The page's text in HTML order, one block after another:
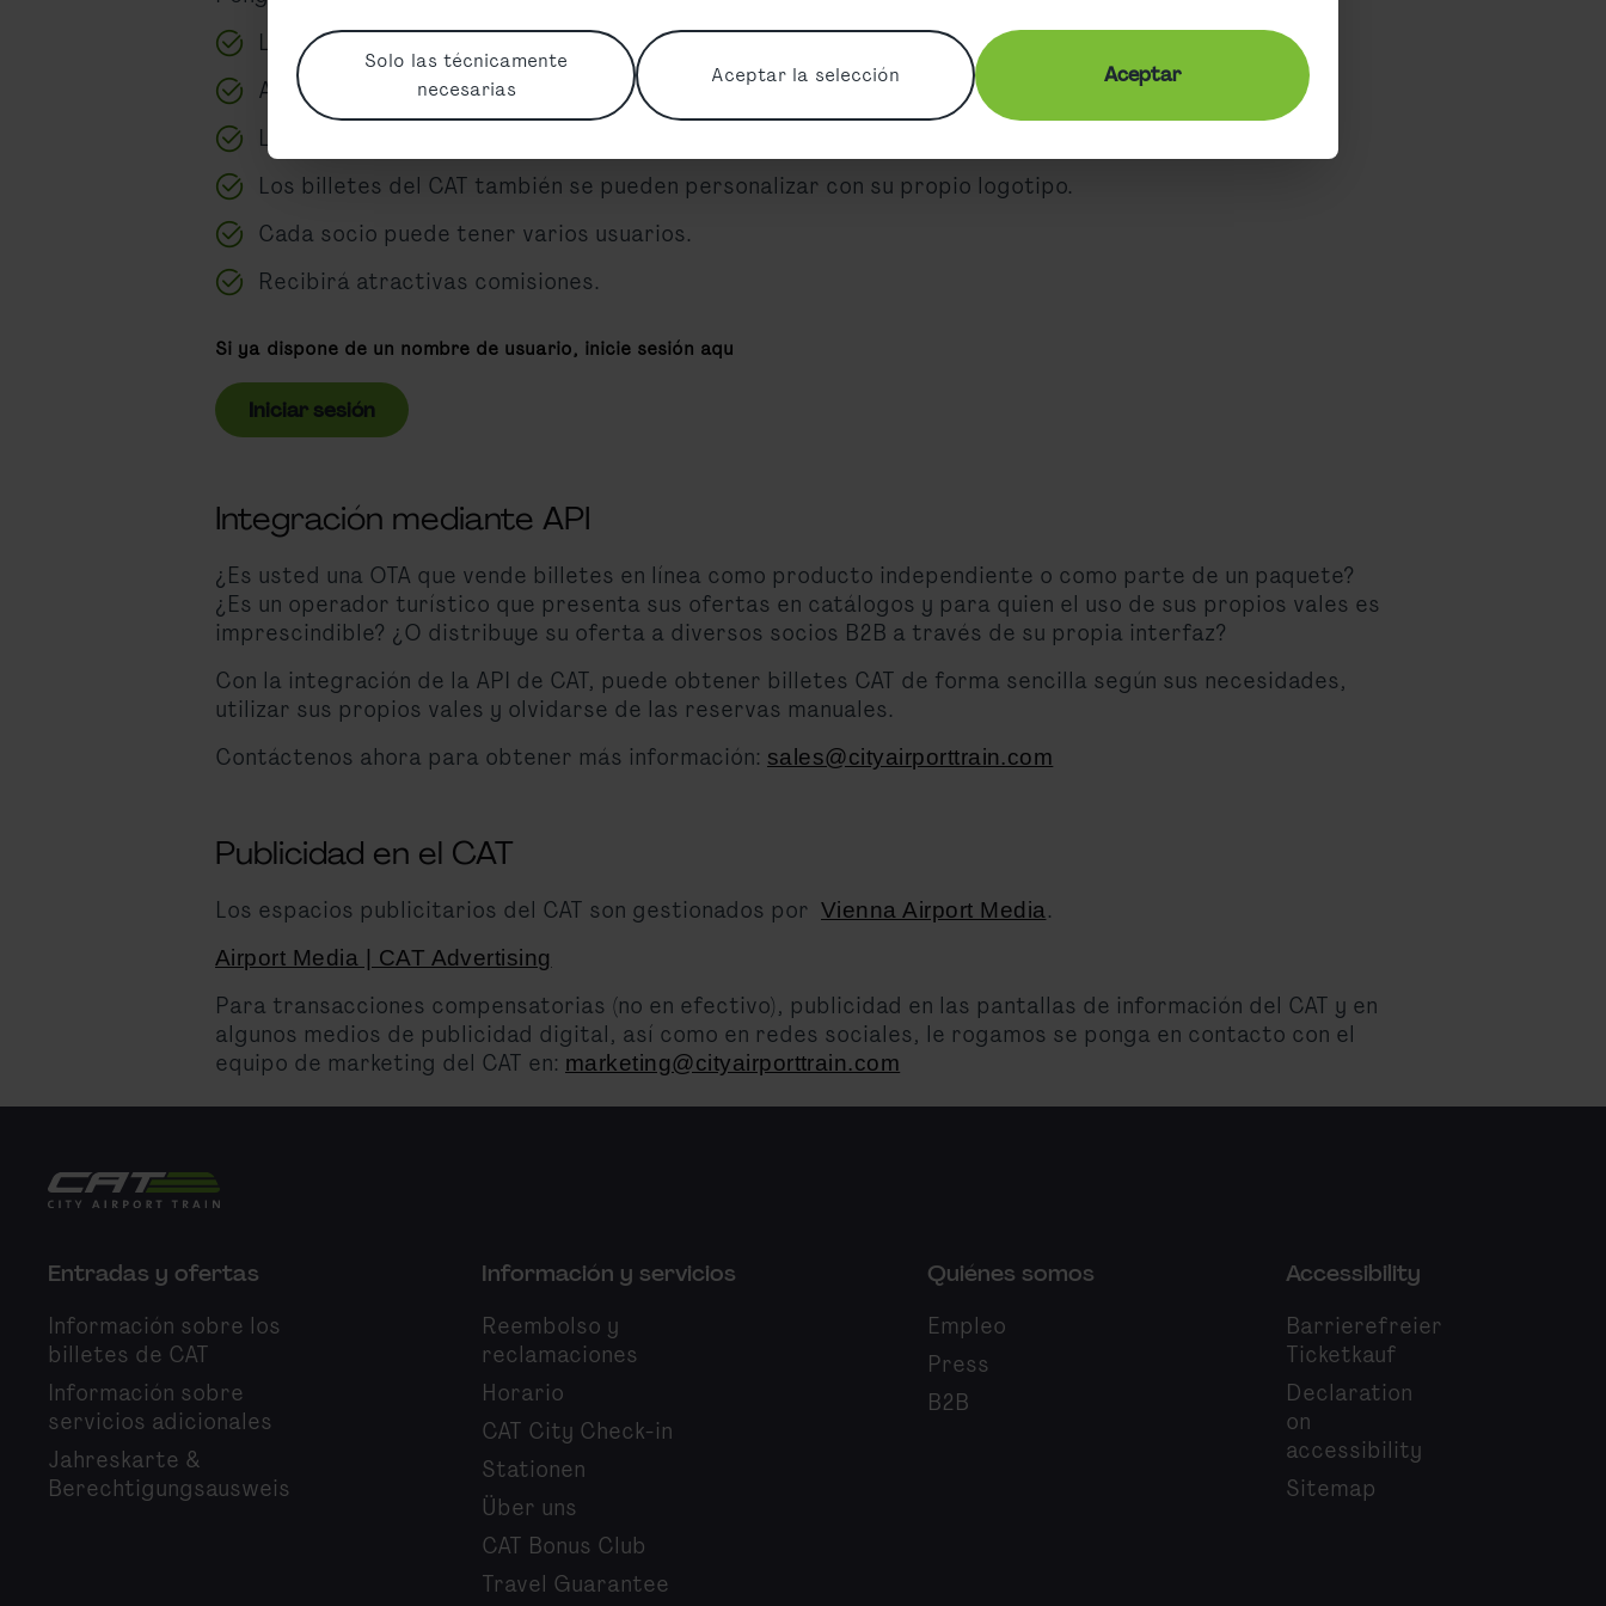
Solo las técnicamente
necesarias
Aceptar la selección Aceptar
Le enviaremos los datos de acceso a la extranet para socios.
Aquí podrá reservar, descargar, enviar o imprimir fácilmente billetes CAT en formato PDF.
La facturación se realiza una vez al mes; por tanto, no es necesario pagar por adelantado.
Los billetes del CAT también se pueden personalizar con su propio logotipo.
Cada socio puede tener varios usuarios.
Recibirá atractivas comisiones.
Si ya dispone de un nombre de usuario, inicie sesión aqu
Iniciar sesión
Integración mediante API
¿Es usted una OTA que vende billetes en línea como producto independiente o como parte de un paquete?
¿Es un operador turístico que presenta sus ofertas en catálogos y para quien el uso de sus propios vales es
imprescindible? ¿O distribuye su oferta a diversos socios B2B a través de su propia interfaz?
Con la integración de la API de CAT, puede obtener billetes CAT de forma sencilla según sus necesidades,
utilizar sus propios vales y olvidarse de las reservas manuales.
Contáctenos ahora para obtener más información: sales@cityairporttrain.com
Publicidad en el CAT
Los espacios publicitarios del CAT son gestionados por Vienna Airport Media.
Airport Media | CAT Advertising
Para transacciones compensatorias (no en efectivo), publicidad en las pantallas de información del CAT y en
algunos medios de publicidad digital, así como en redes sociales, le rogamos se ponga en contacto con el
equipo de marketing del CAT en: marketing@cityairporttrain.com
City Airport Train
Entradas y ofertas
Información sobre los
billetes de CAT
Información sobre
servicios adicionales
Jahreskarte &
Berechtigungsausweis
Información y servicios
Reembolso y
reclamaciones
Horario
CAT City Check-in
Stationen
Über uns
CAT Bonus Club
Travel Guarantee
Quiénes somos
Empleo
Press
B2B
Accessibility
Barrierefreier
Ticketkauf
Declaration
on
accessibility
Sitemap